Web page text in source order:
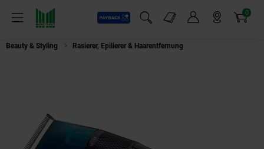
Menü
Payback
Suchfeld einblenden
Markt-Angebote 0
Artikel
Beauty & Styling Rasierer, Epilierer & Haarentfernung